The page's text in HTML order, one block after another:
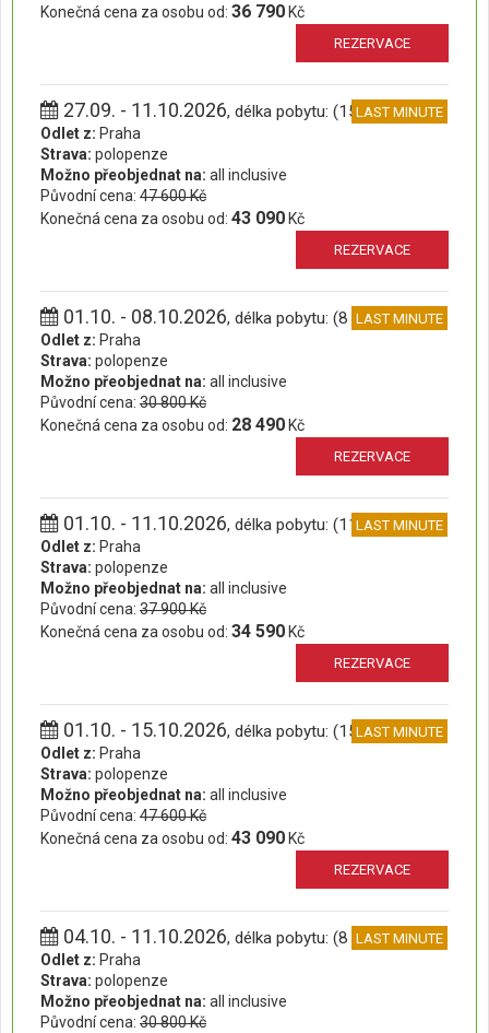
Konečná cena za osobu od: 36 790 Kč
REZERVACE
27.09. - 11.10.2026, délka pobytu: (15 dní)LAST MINUTE
Odlet z: Praha
Strava: polopenze
Možno přeobjednat na: all inclusive
Původní cena: 47 600 Kč
Konečná cena za osobu od: 43 090 Kč
REZERVACE
01.10. - 08.10.2026, délka pobytu: (8 dní)LAST MINUTE
Odlet z: Praha
Strava: polopenze
Možno přeobjednat na: all inclusive
Původní cena: 30 800 Kč
Konečná cena za osobu od: 28 490 Kč
REZERVACE
01.10. - 11.10.2026, délka pobytu: (11 dní)LAST MINUTE
Odlet z: Praha
Strava: polopenze
Možno přeobjednat na: all inclusive
Původní cena: 37 900 Kč
Konečná cena za osobu od: 34 590 Kč
REZERVACE
01.10. - 15.10.2026, délka pobytu: (15 dní)LAST MINUTE
Odlet z: Praha
Strava: polopenze
Možno přeobjednat na: all inclusive
Původní cena: 47 600 Kč
Konečná cena za osobu od: 43 090 Kč
REZERVACE
04.10. - 11.10.2026, délka pobytu: (8 dní)LAST MINUTE
Odlet z: Praha
Strava: polopenze
Možno přeobjednat na: all inclusive
Původní cena: 30 800 Kč